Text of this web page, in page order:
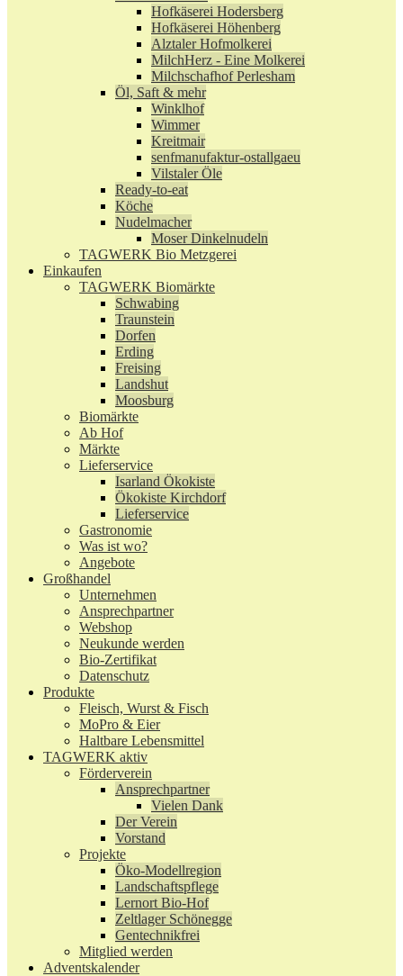
Hofkäserei Hodersberg
Hofkäserei Höhenberg
Alztaler Hofmolkerei
MilchHerz - Eine Molkerei
Milchschafhof Perlesham
Öl, Saft & mehr
Winklhof
Wimmer
Kreitmair
senfmanufaktur-ostallgaeu
Vilstaler Öle
Ready-to-eat
Köche
Nudelmacher
Moser Dinkelnudeln
TAGWERK Bio Metzgerei
Einkaufen
TAGWERK Biomärkte
Schwabing
Traunstein
Dorfen
Erding
Freising
Landshut
Moosburg
Biomärkte
Ab Hof
Märkte
Lieferservice
Isarland Ökokiste
Ökokiste Kirchdorf
Lieferservice
Gastronomie
Was ist wo?
Angebote
Großhandel
Unternehmen
Ansprechpartner
Webshop
Neukunde werden
Bio-Zertifikat
Datenschutz
Produkte
Fleisch, Wurst & Fisch
MoPro & Eier
Haltbare Lebensmittel
TAGWERK aktiv
Förderverein
Ansprechpartner
Vielen Dank
Der Verein
Vorstand
Projekte
Öko-Modellregion
Landschaftspflege
Lernort Bio-Hof
Zeltlager Schönegge
Gentechnikfrei
Mitglied werden
Adventskalender